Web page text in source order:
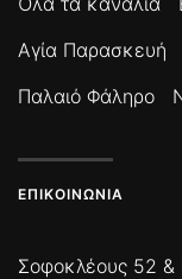
Αγία Παρασκευή
Παλαιό Φάληρο
ΕΠΙΚΟΙΝΩΝΊΑ
Σοφοκλέους 52